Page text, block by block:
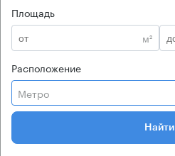
Площадь
м²
Расположение
Метро
Найти